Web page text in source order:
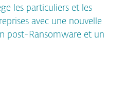
les particuliers et les
avec une nouvelle
post-Ransomware et un